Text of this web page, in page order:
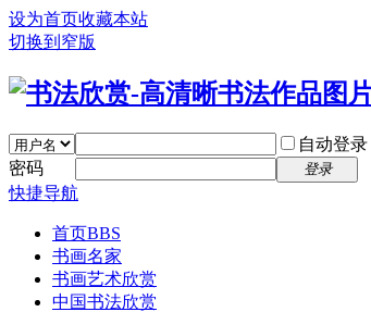
设为首页收藏本站
切换到窄版
自动登录
密码
登录
快捷导航
首页BBS
书画名家
书画艺术欣赏
中国书法欣赏